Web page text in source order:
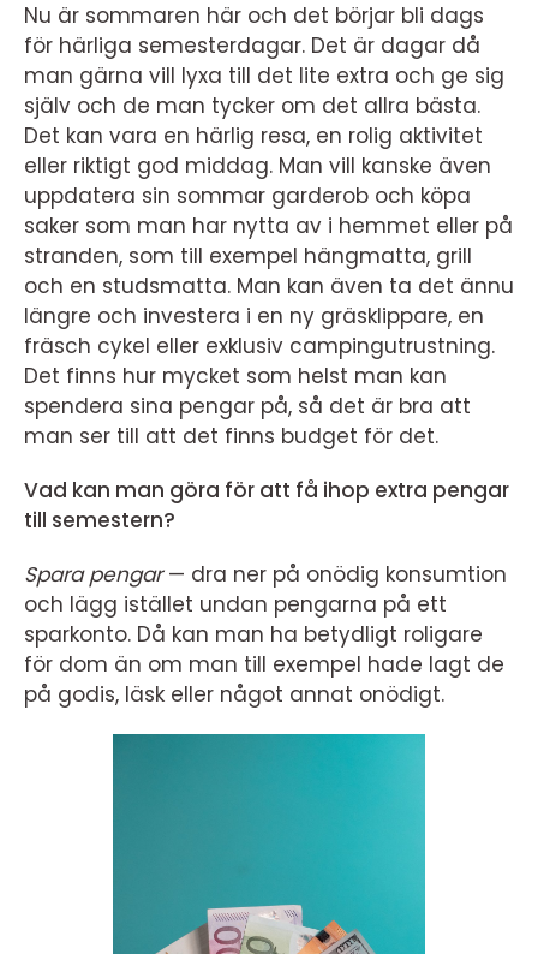
Nu är sommaren här och det börjar bli dags
för härliga semesterdagar. Det är dagar då
man gärna vill lyxa till det lite extra och ge sig
själv och de man tycker om det allra bästa.
Det kan vara en härlig resa, en rolig aktivitet
eller riktigt god middag. Man vill kanske även
uppdatera sin sommar garderob och köpa
saker som man har nytta av i hemmet eller på
stranden, som till exempel hängmatta, grill
och en studsmatta. Man kan även ta det ännu
längre och investera i en ny gräsklippare, en
fräsch cykel eller exklusiv campingutrustning.
Det finns hur mycket som helst man kan
spendera sina pengar på, så det är bra att
man ser till att det finns budget för det.
Vad kan man göra för att få ihop extra pengar
till semestern?
Spara pengar— dra ner på onödig konsumtion
och lägg istället undan pengarna på ett
sparkonto. Då kan man ha betydligt roligare
för dom än om man till exempel hade lagt de
på godis, läsk eller något annat onödigt.